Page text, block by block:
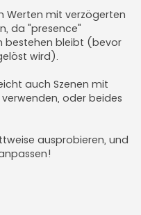
Werten mit verzögerten
da "presence"
bestehen bleibt (bevor
wird).
auch Szenen mit
oder beides
ausprobieren, und